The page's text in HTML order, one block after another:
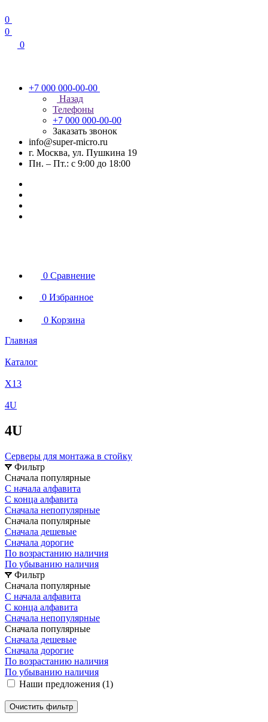
0
0
0
+7 000 000-00-00
Назад
Телефоны
+7 000 000-00-00
Заказать звонок
info@super-micro.ru
г. Москва, ул. Пушкина 19
Пн. – Пт.: с 9:00 до 18:00
0 Сравнение
0 Избранное
0 Корзина
Главная
Каталог
X13
4U
4U
Серверы для монтажа в стойку
Фильтр
Сначала популярные
С начала алфавита
С конца алфавита
Сначала непопулярные
Сначала популярные
Сначала дешевые
Сначала дорогие
По возрастанию наличия
По убыванию наличия
Фильтр
Сначала популярные
С начала алфавита
С конца алфавита
Сначала непопулярные
Сначала популярные
Сначала дешевые
Сначала дорогие
По возрастанию наличия
По убыванию наличия
Наши предложения (1)
Очистить фильтр